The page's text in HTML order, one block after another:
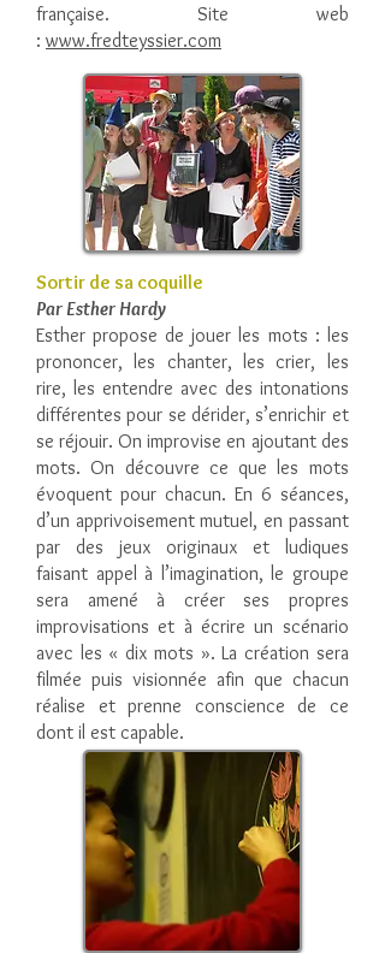
française. Site web
: www.fredteyssier.com
Sortir de sa coquille
Par Esther Hardy
Esther propose de jouer les mots : les
prononcer, les chanter, les crier, les
rire, les entendre avec des intonations
différentes pour se dérider, s’enrichir et
se réjouir. On improvise en ajoutant des
mots. On découvre ce que les mots
évoquent pour chacun. En 6 séances,
d’un apprivoisement mutuel, en passant
par des jeux originaux et ludiques
faisant appel à l’imagination, le groupe
sera amené à créer ses propres
improvisations et à écrire un scénario
avec les « dix mots ». La création sera
filmée puis visionnée afin que chacun
réalise et prenne conscience de ce
dont il est capable.